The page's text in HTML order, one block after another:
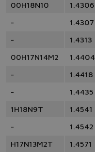
00H18N10
1.4306
-
1.4307
-
1.4313
00H17N14M2
1.4404
-
1.4418
-
1.4435
1H18N9T
1.4541
-
1.4542
H17N13M2T
1.4571